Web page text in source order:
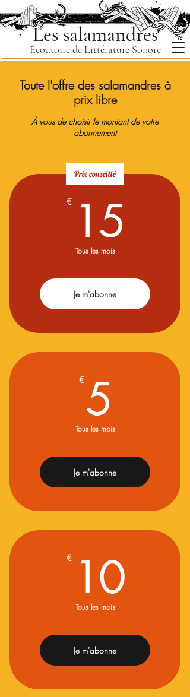
Écoutoire de Littérature Sonore
Les salamandres
Toute l'offre des salamandres à
prix libre
À vous de choisir le montant de votre
abonnement
Prix conseillé
€ 15 15€
Tous les mois
Je m'abonne
€ 5
Tous les mois
Je m'abonne
€ 1010€
Tous les mois
Je m'abonne